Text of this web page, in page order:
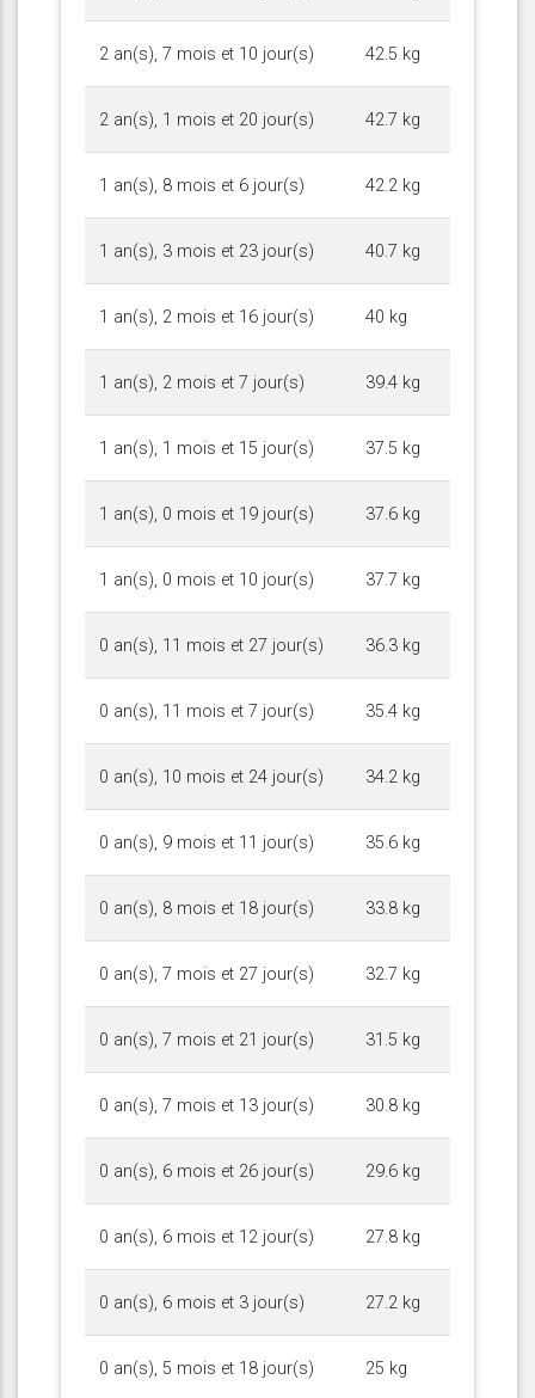
2 an(s), 7 mois et 10 jour(s) 42.5 kg
2 an(s), 1 mois et 20 jour(s) 42.7 kg
1 an(s), 8 mois et 6 jour(s) 42.2 kg
1 an(s), 3 mois et 23 jour(s) 40.7 kg
1 an(s), 2 mois et 16 jour(s) 40 kg
1 an(s), 2 mois et 7 jour(s) 39.4 kg
1 an(s), 1 mois et 15 jour(s) 37.5 kg
1 an(s), 0 mois et 19 jour(s) 37.6 kg
1 an(s), 0 mois et 10 jour(s) 37.7 kg
0 an(s), 11 mois et 27 jour(s) 36.3 kg
0 an(s), 11 mois et 7 jour(s) 35.4 kg
0 an(s), 10 mois et 24 jour(s) 34.2 kg
0 an(s), 9 mois et 11 jour(s) 35.6 kg
0 an(s), 8 mois et 18 jour(s) 33.8 kg
0 an(s), 7 mois et 27 jour(s) 32.7 kg
0 an(s), 7 mois et 21 jour(s) 31.5 kg
0 an(s), 7 mois et 13 jour(s) 30.8 kg
0 an(s), 6 mois et 26 jour(s) 29.6 kg
0 an(s), 6 mois et 12 jour(s) 27.8 kg
0 an(s), 6 mois et 3 jour(s) 27.2 kg
0 an(s), 5 mois et 18 jour(s) 25 kg